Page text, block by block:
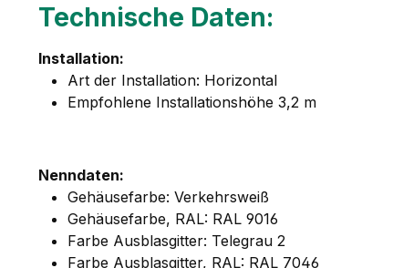
Technische Daten:
Installation:
Art der Installation: Horizontal
Empfohlene Installationshöhe 3,2 m
Nenndaten:
Gehäusefarbe: Verkehrsweiß
Gehäusefarbe, RAL: RAL 9016
Farbe Ausblasgitter: Telegrau 2
Farbe Ausblasgitter, RAL: RAL 7046